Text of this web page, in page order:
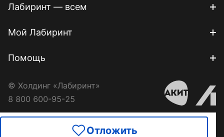
Отложить
Лабиринт — всем
Мой Лабиринт
Помощь
© Холдинг «Лабиринт»
8 800 600-95-25